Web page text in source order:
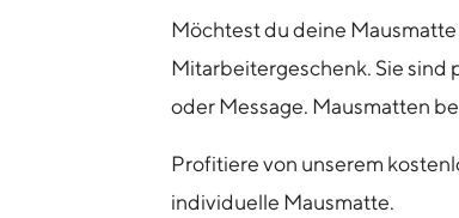
Möchtest du deine
Mitarbeitergeschenk. Sie sind
oder Message. Mausmatten
Profitiere von unserem
individuelle Mausmatte.